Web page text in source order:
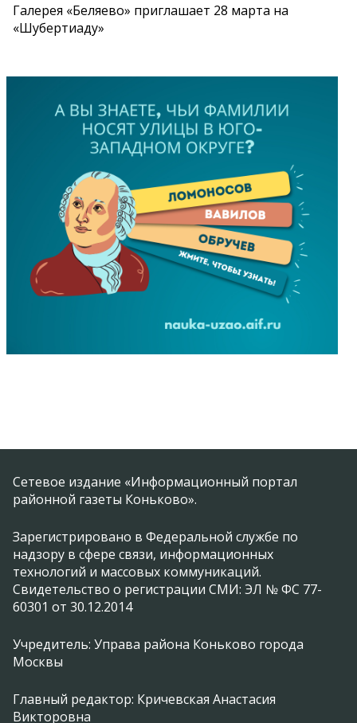
Галерея «Беляево» приглашает 28 марта на
«Шубертиаду»
Сетевое издание «Информационный портал
районной газеты Коньково».
Зарегистрировано в Федеральной службе по
надзору в сфере связи, информационных
технологий и массовых коммуникаций.
Свидетельство о регистрации СМИ: ЭЛ № ФС 77-
60301 от 30.12.2014
Учредитель: Управа района Коньково города
Москвы
Главный редактор: Кричевская Анастасия
Викторовна